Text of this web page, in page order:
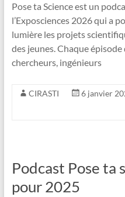
Pose ta Science est un
l’Exposciences 2026 qui a
lumière les projets
des jeunes. Chaque
chercheurs, ingénieurs
CIRASTI 6 janvier
Podcast Pose ta
pour 2025